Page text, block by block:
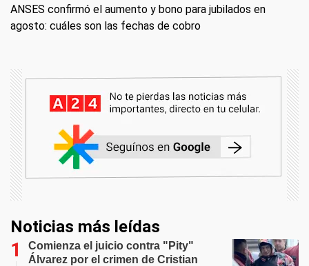
ANSES confirmó el aumento y bono para jubilados en
agosto: cuáles son las fechas de cobro
Noticias más leídas
Comienza el juicio contra "Pity"
Álvarez por el crimen de Cristian